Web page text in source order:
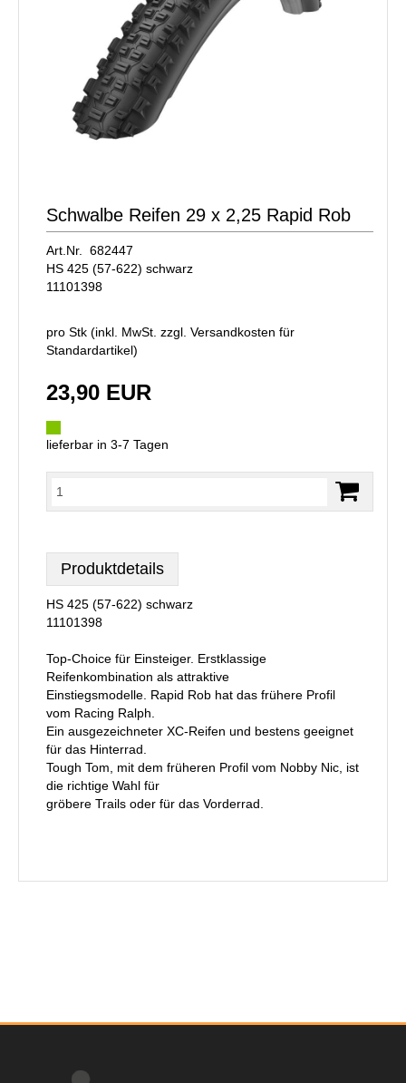
Schwalbe Reifen 29 x 2,25 Rapid Rob
Art.Nr. 682447
HS 425 (57-622) schwarz
11101398
pro Stk (inkl. MwSt. zzgl. Versandkosten für
Standardartikel)
23,90 EUR
lieferbar in 3-7 Tagen
Produktdetails
HS 425 (57-622) schwarz
11101398
Top-Choice für Einsteiger. Erstklassige
Reifenkombination als attraktive
Einstiegsmodelle. Rapid Rob hat das frühere Profil
vom Racing Ralph.
Ein ausgezeichneter XC-Reifen und bestens geeignet
für das Hinterrad.
Tough Tom, mit dem früheren Profil vom Nobby Nic, ist
die richtige Wahl für
gröbere Trails oder für das Vorderrad.